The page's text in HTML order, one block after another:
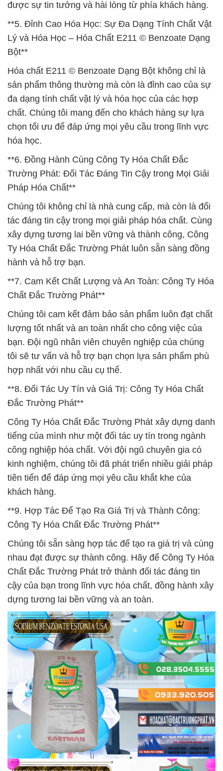
được sự tin tưởng và hài lòng từ phía khách hàng.
**5. Đỉnh Cao Hóa Học: Sự Đa Dạng Tính Chất Vật
Lý và Hóa Học – Hóa Chất E211 © Benzoate Dạng
Bột**
Hóa chất E211 © Benzoate Dạng Bột không chỉ là
sản phẩm thông thường mà còn là đỉnh cao của sự
đa dạng tính chất vật lý và hóa học của các hợp
chất. Chúng tôi mang đến cho khách hàng sự lựa
chọn tối ưu để đáp ứng mọi yêu cầu trong lĩnh vực
hóa học.
**6. Đồng Hành Cùng Công Ty Hóa Chất Đắc
Trường Phát: Đối Tác Đáng Tin Cậy trong Mọi Giải
Pháp Hóa Chất**
Chúng tôi không chỉ là nhà cung cấp, mà còn là đối
tác đáng tin cậy trong mọi giải pháp hóa chất. Cùng
xây dựng tương lai bền vững và thành công, Công
Ty Hóa Chất Đắc Trường Phát luôn sẵn sàng đồng
hành và hỗ trợ bạn.
**7. Cam Kết Chất Lượng và An Toàn: Công Ty Hóa
Chất Đắc Trường Phát**
Chúng tôi cam kết đảm bảo sản phẩm luôn đạt chất
lượng tốt nhất và an toàn nhất cho công việc của
bạn. Đội ngũ nhân viên chuyên nghiệp của chúng
tôi sẽ tư vấn và hỗ trợ bạn chọn lựa sản phẩm phù
hợp nhất với nhu cầu cụ thể.
**8. Đối Tác Uy Tín và Giá Trị: Công Ty Hóa Chất
Đắc Trường Phát**
Công Ty Hóa Chất Đắc Trường Phát xây dựng danh
tiếng của mình như một đối tác uy tín trong ngành
công nghiệp hóa chất. Với đội ngũ chuyên gia có
kinh nghiệm, chúng tôi đã phát triển nhiều giải pháp
tiên tiến để đáp ứng mọi yêu cầu khắt khe của
khách hàng.
**9. Hợp Tác Để Tạo Ra Giá Trị và Thành Công:
Công Ty Hóa Chất Đắc Trường Phát**
Chúng tôi sẵn sàng hợp tác để tạo ra giá trị và cùng
nhau đạt được sự thành công. Hãy để Công Ty Hóa
Chất Đắc Trường Phát trở thành đối tác đáng tin
cậy của bạn trong lĩnh vực hóa chất, đồng hành xây
dựng tương lai bền vững và an toàn.